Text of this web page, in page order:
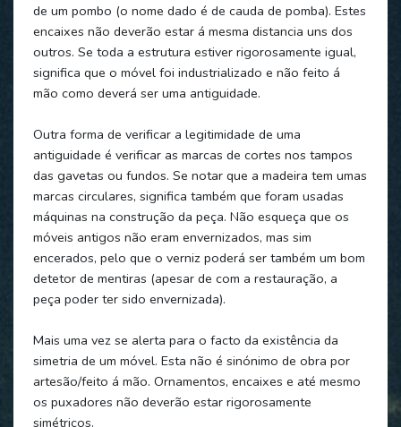
de um pombo (o nome dado é de cauda de pomba). Estes
encaixes não deverão estar á mesma distancia uns dos
outros. Se toda a estrutura estiver rigorosamente igual,
significa que o móvel foi industrializado e não feito á
mão como deverá ser uma antiguidade.
Outra forma de verificar a legitimidade de uma
antiguidade é verificar as marcas de cortes nos tampos
das gavetas ou fundos. Se notar que a madeira tem umas
marcas circulares, significa também que foram usadas
máquinas na construção da peça. Não esqueça que os
móveis antigos não eram envernizados, mas sim
encerados, pelo que o verniz poderá ser também um bom
detetor de mentiras (apesar de com a restauração, a
peça poder ter sido envernizada).
Mais uma vez se alerta para o facto da existência da
simetria de um móvel. Esta não é sinónimo de obra por
artesão/feito á mão. Ornamentos, encaixes e até mesmo
os puxadores não deverão estar rigorosamente
simétricos.